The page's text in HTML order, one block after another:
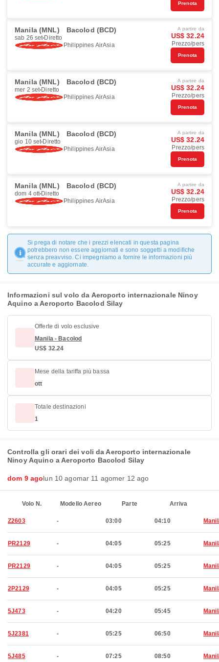
Prenota
Manila (MNL) Bacolod (BCD)
sab 26 set Diretto
Philippines AirAsia
A partire da
US$ 32.24
Prezzo/pers
Prenota
Manila (MNL) Bacolod (BCD)
mer 2 set Diretto
Philippines AirAsia
A partire da
US$ 32.24
Prezzo/pers
Prenota
Manila (MNL) Bacolod (BCD)
gio 10 set Diretto
Philippines AirAsia
A partire da
US$ 32.24
Prezzo/pers
Prenota
Manila (MNL) Bacolod (BCD)
dom 4 ott Diretto
Philippines AirAsia
A partire da
US$ 32.24
Prezzo/pers
Prenota
Si prega di notare che i prezzi elencati in questa pagina
potrebbero non essere aggiornati e sono soggetti a modifiche
senza preavviso. Ci impegniamo a fornire le informazioni più
accurate e aggiornate.
Informazioni sul volo da Aeroporto internazionale Ninoy
Aquino a Aeroporto Bacolod Silay
Offerte di volo esclusive
Manila - Bacolod
US$ 32.24
Mese della tariffa più bassa
ott
Totale destinazioni
1
Controlla gli orari dei voli da Aeroporto internazionale
Ninoy Aquino a Aeroporto Bacolod Silay
dom 9 agolun 10 agomar 11 agomer 12 ago
Volo N. Modello Aereo Parte Arriva
Z2603 - 03:00 04:10
PR2129 - 04:05 05:25
PR2129 - 04:05 05:25
2P2129 - 04:05 05:25
5J473 - 04:20 05:45
5J2381 - 05:25 06:50
5J485 - 07:25 08:50